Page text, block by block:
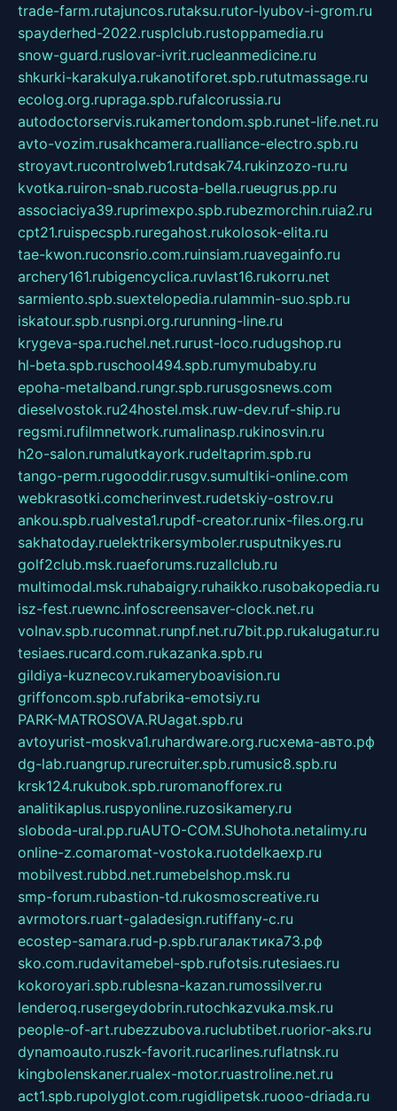
trade-farm.rutajuncos.rutaksu.rutor-lyubov-i-grom.ru
spayderhed-2022.rusplclub.rustoppamedia.ru
snow-guard.ruslovar-ivrit.rucleanmedicine.ru
shkurki-karakulya.rukanotiforet.spb.rututmassage.ru
ecolog.org.rupraga.spb.rufalcorussia.ru
autodoctorservis.rukamertondom.spb.runet-life.net.ru
avto-vozim.rusakhcamera.rualliance-electro.spb.ru
stroyavt.rucontrolweb1.rutdsak74.rukinzozo-ru.ru
kvotka.ruiron-snab.rucosta-bella.rueugrus.pp.ru
associaciya39.ruprimexpo.spb.rubezmorchin.ruia2.ru
cpt21.ruispecspb.ruregahost.rukolosok-elita.ru
tae-kwon.ruconsrio.com.ruinsiam.ruavegainfo.ru
archery161.rubigencyclica.ruvlast16.rukorru.net
sarmiento.spb.suextelopedia.rulammin-suo.spb.ru
iskatour.spb.rusnpi.org.rurunning-line.ru
krygeva-spa.ruchel.net.rurust-loco.rudugshop.ru
hl-beta.spb.ruschool494.spb.rumymubaby.ru
epoha-metalband.rungr.spb.rurusgosnews.com
dieselvostok.ru24hostel.msk.ruw-dev.ruf-ship.ru
regsmi.rufilmnetwork.rumalinasp.rukinosvin.ru
h2o-salon.rumalutkayork.rudeltaprim.spb.ru
tango-perm.rugooddir.rusgv.sumultiki-online.com
webkrasotki.comcherinvest.rudetskiy-ostrov.ru
ankou.spb.rualvesta1.rupdf-creator.runix-files.org.ru
sakhatoday.ruelektrikersymboler.rusputnikyes.ru
golf2club.msk.ruaeforums.ruzallclub.ru
multimodal.msk.ruhabaigry.ruhaikko.rusobakopedia.ru
isz-fest.ruewnc.infoscreensaver-clock.net.ru
volnav.spb.rucomnat.runpf.net.ru7bit.pp.rukalugatur.ru
tesiaes.rucard.com.rukazanka.spb.ru
gildiya-kuznecov.rukameryboavision.ru
griffoncom.spb.rufabrika-emotsiy.ru
PARK-MATROSOVA.RUagat.spb.ru
avtoyurist-moskva1.ruhardware.org.ruсхема-авто.рф
dg-lab.ruangrup.rurecruiter.spb.rumusic8.spb.ru
krsk124.rukubok.spb.ruromanofforex.ru
analitikaplus.ruspyonline.ruzosikamery.ru
sloboda-ural.pp.ruAUTO-COM.SUhohota.netalimy.ru
online-z.comaromat-vostoka.ruotdelkaexp.ru
mobilvest.rubbd.net.rumebelshop.msk.ru
smp-forum.rubastion-td.rukosmoscreative.ru
avrmotors.ruart-galadesign.rutiffany-c.ru
ecostep-samara.rud-p.spb.ruгалактика73.рф
sko.com.rudavitamebel-spb.rufotsis.rutesiaes.ru
kokoroyari.spb.rublesna-kazan.rumossilver.ru
lenderoq.rusergeydobrin.rutochkazvuka.msk.ru
people-of-art.rubezzubova.ruclubtibet.ruorior-aks.ru
dynamoauto.ruszk-favorit.rucarlines.ruflatnsk.ru
kingbolenskaner.rualex-motor.ruastroline.net.ru
act1.spb.rupolyglot.com.rugidlipetsk.ruooo-driada.ru